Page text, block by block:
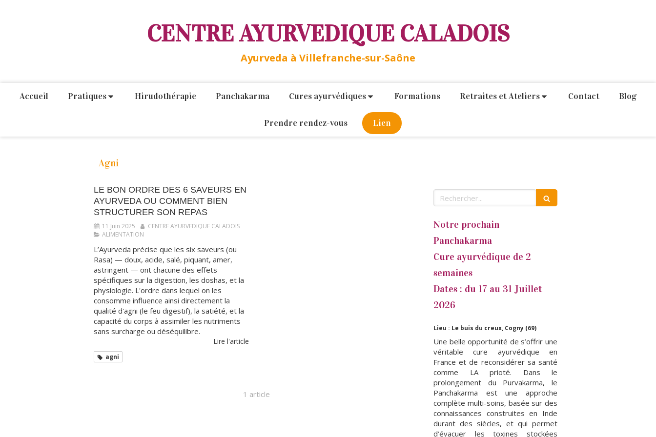
CENTRE AYURVEDIQUE CALADOIS
Ayurveda à Villefranche-sur-Saône
Accueil Pratiques Hirudothérapie Panchakarma Cures ayurvédiques Formations Retraites et Ateliers Contact Blog
Prendre rendez-vous Lien
Agni
LE BON ORDRE DES 6 SAVEURS EN
AYURVEDA OU COMMENT BIEN
STRUCTURER SON REPAS
11 Juin 2025
CENTRE AYURVEDIQUE CALADOIS
ALIMENTATION
L’Ayurveda précise que les six saveurs (ou
Rasa) — doux, acide, salé, piquant, amer,
astringent — ont chacune des effets
spécifiques sur la digestion, les doshas, et la
physiologie. L'ordre dans lequel on les
consomme influence ainsi directement la
qualité d'agni (le feu digestif), la satiété, et la
capacité du corps à assimiler les nutriments
sans surcharge ou déséquilibre.
Lire l'article
agni
1 article
Rechercher
Notre prochain
Panchakarma
Cure ayurvédique de 2
semaines
Dates : du 17 au 31 Juillet
2026
Lieu : Le buis du creux, Cogny (69)
Une belle opportunité de s’offrir une
véritable cure ayurvédique en
France et de reconsidérer sa santé
comme LA prioté. Dans le
prolongement du Purvakarma, le
Panchakarma est une approche
complète multi-soins, basée sur des
connaissances construites en Inde
durant des siècles, et qui permet
d’évacuer les toxines stockées